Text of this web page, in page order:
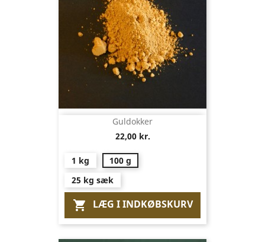
Guldokker
22,00 kr.
1 kg
100 g
25 kg sæk
 LÆG I INDKØBSKURV